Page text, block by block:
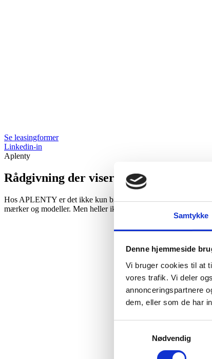
Samtykke
Denne hjemmeside
Vi bruger cookies til at
vores trafik. Vi deler
annonceringspartnere
dem, eller som de har
Nødvendig
Se leasingformer
Linkedin-in
Aplenty
Rådgivning der viser vejen
Hos APLENTY er det ikke kun biler vi skriver i flertal. Det er i
mærker og modeller. Men heller ikke når det handler om